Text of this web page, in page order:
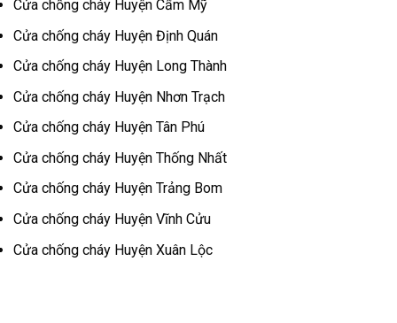
Cửa chống cháy Huyện Cẩm Mỹ
Cửa chống cháy Huyện Định Quán
Cửa chống cháy Huyện Long Thành
Cửa chống cháy Huyện Nhơn Trạch
Cửa chống cháy Huyện Tân Phú
Cửa chống cháy Huyện Thống Nhất
Cửa chống cháy Huyện Trảng Bom
Cửa chống cháy Huyện Vĩnh Cửu
Cửa chống cháy Huyện Xuân Lộc